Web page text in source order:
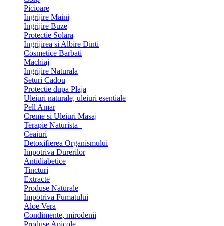
Picioare
Ingrijire Maini
Ingrijire Buze
Protectie Solara
Ingrijirea si Albire Dinti
Cosmetice Barbati
Machiaj
Ingrijire Naturala
Seturi Cadou
Protectie dupa Plaja
Uleiuri naturale, uleiuri esentiale
Pell Amar
Creme si Uleiuri Masaj
Terapie Naturista
Ceaiuri
Detoxifierea Organismului
Impotriva Durerilor
Antidiabetice
Tincturi
Extracte
Produse Naturale
Impotriva Fumatului
Aloe Vera
Condimente, mirodenii
Produse Apicole